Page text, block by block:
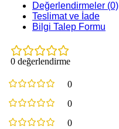
Değerlendirmeler (0)
Teslimat ve İade
Bilgi Talep Formu
0 değerlendirme
0
0
0